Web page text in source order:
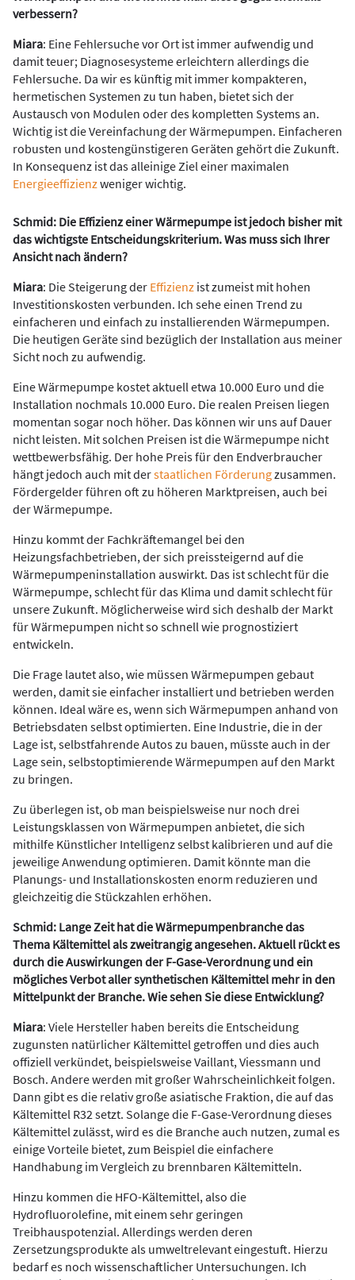
verbessern?
Miara: Eine Fehlersuche vor Ort ist immer aufwendig und
damit teuer; Diagnosesysteme erleichtern allerdings die
Fehlersuche. Da wir es künftig mit immer kompakteren,
hermetischen Systemen zu tun haben, bietet sich der
Austausch von Modulen oder des kompletten Systems an.
Wichtig ist die Vereinfachung der Wärmepumpen. Einfacheren
robusten und kostengünstigeren Geräten gehört die Zukunft.
In Konsequenz ist das alleinige Ziel einer maximalen
Energieeffizienzweniger wichtig.
Schmid: Die Effizienz einer Wärmepumpe ist jedoch bisher mit
das wichtigste Entscheidungskriterium. Was muss sich Ihrer
Ansicht nach ändern?
Miara: Die Steigerung der Effizienz ist zumeist mit hohen
Investitionskosten verbunden. Ich sehe einen Trend zu
einfacheren und einfach zu installierenden Wärmepumpen.
Die heutigen Geräte sind bezüglich der Installation aus meiner
Sicht noch zu aufwendig.
Eine Wärmepumpe kostet aktuell etwa 10.000 Euro und die
Installation nochmals 10.000 Euro. Die realen Preisen liegen
momentan sogar noch höher. Das können wir uns auf Dauer
nicht leisten. Mit solchen Preisen ist die Wärmepumpe nicht
wettbewerbsfähig. Der hohe Preis für den Endverbraucher
hängt jedoch auch mit derstaatlichen Förderungzusammen.
Fördergelder führen oft zu höheren Marktpreisen, auch bei
der Wärmepumpe.
Hinzu kommt der Fachkräftemangel bei den
Heizungsfachbetrieben, der sich preissteigernd auf die
Wärmepumpeninstallation auswirkt. Das ist schlecht für die
Wärmepumpe, schlecht für das Klima und damit schlecht für
unsere Zukunft. Möglicherweise wird sich deshalb der Markt
für Wärmepumpen nicht so schnell wie prognostiziert
entwickeln.
Die Frage lautet also, wie müssen Wärmepumpen gebaut
werden, damit sie einfacher installiert und betrieben werden
können. Ideal wäre es, wenn sich Wärmepumpen anhand von
Betriebsdaten selbst optimierten. Eine Industrie, die in der
Lage ist, selbstfahrende Autos zu bauen, müsste auch in der
Lage sein, selbstoptimierende Wärmepumpen auf den Markt
zu bringen.
Zu überlegen ist, ob man beispielsweise nur noch drei
Leistungsklassen von Wärmepumpen anbietet, die sich
mithilfe Künstlicher Intelligenz selbst kalibrieren und auf die
jeweilige Anwendung optimieren. Damit könnte man die
Planungs- und Installationskosten enorm reduzieren und
gleichzeitig die Stückzahlen erhöhen.
Schmid: Lange Zeit hat die Wärmepumpenbranche das
Thema Kältemittel als zweitrangig angesehen. Aktuell rückt es
durch die Auswirkungen der F-Gase-Verordnung und ein
mögliches Verbot aller synthetischen Kältemittel mehr in den
Mittelpunkt der Branche. Wie sehen Sie diese Entwicklung?
Miara: Viele Hersteller haben bereits die Entscheidung
zugunsten natürlicher Kältemittel getroffen und dies auch
offiziell verkündet, beispielsweise Vaillant, Viessmann und
Bosch. Andere werden mit großer Wahrscheinlichkeit folgen.
Dann gibt es die relativ große asiatische Fraktion, die auf das
Kältemittel R32 setzt. Solange die F-Gase-Verordnung dieses
Kältemittel zulässt, wird es die Branche auch nutzen, zumal es
einige Vorteile bietet, zum Beispiel die einfachere
Handhabung im Vergleich zu brennbaren Kältemitteln.
Hinzu kommen die HFO-Kältemittel, also die
Hydrofluorolefine, mit einem sehr geringen
Treibhauspotenzial. Allerdings werden deren
Zersetzungsprodukte als umweltrelevant eingestuft. Hierzu
bedarf es noch wissenschaftlicher Untersuchungen. Ich